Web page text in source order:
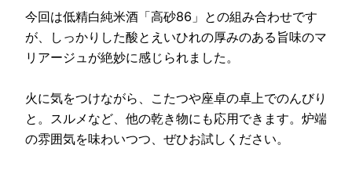
今回は低精白純米酒「高砂86」との組み合わせです
が、しっかりした酸とえいひれの厚みのある旨味のマ
リアージュが絶妙に感じられました。
火に気をつけながら、こたつや座卓の卓上でのんびり
と。スルメなど、他の乾き物にも応用できます。炉端
の雰囲気を味わいつつ、ぜひお試しください。